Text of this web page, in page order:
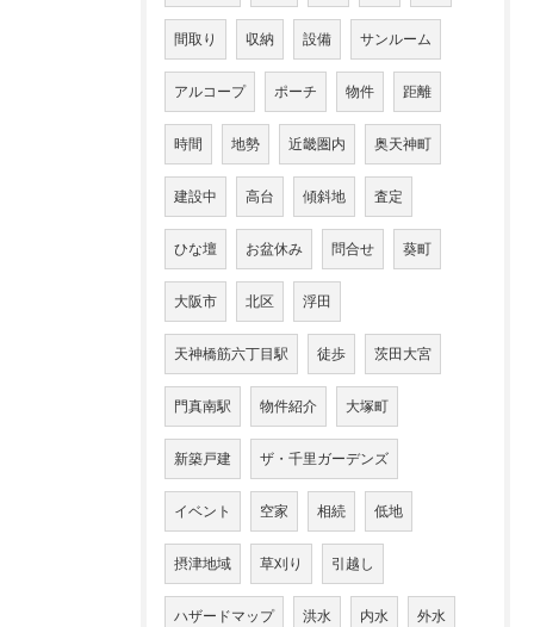
間取り 収納 設備 サンルーム
アルコープ ポーチ 物件 距離
時間 地勢 近畿圏内 奥天神町
建設中 高台 傾斜地 査定
ひな壇 お盆休み 問合せ 葵町
大阪市 北区 浮田
天神橋筋六丁目駅 徒歩 茨田大宮
門真南駅 物件紹介 大塚町
新築戸建 ザ・千里ガーデンズ
イベント 空家 相続 低地
摂津地域 草刈り 引越し
ハザードマップ 洪水 内水 外水